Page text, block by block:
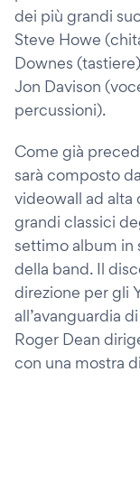
dei più grandi
Steve Howe
Downes
Jon Davison
percussioni).
Come già
sarà composto
videowall ad alta
grandi classici
settimo album in
della band. Il
direzione per gli
all’avanguardia
Roger Dean
con una mostra